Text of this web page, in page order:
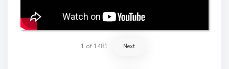
1 of 1481 Next